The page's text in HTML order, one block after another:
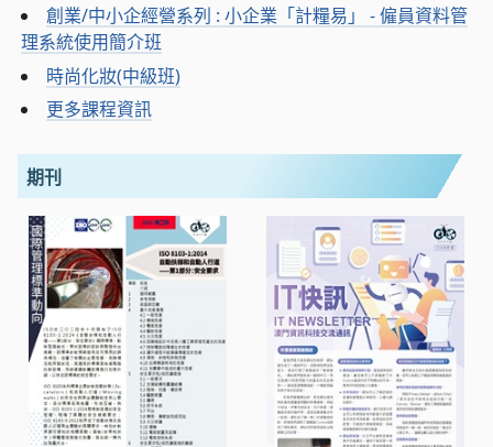
創業/中小企經營系列 : 小企業「計糧易」 - 僱員資料管
理系統使用簡介班
時尚化妝(中級班)
更多課程資訊
期刊